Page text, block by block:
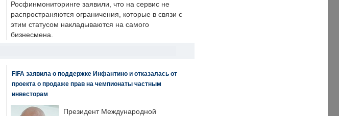
Росфинмониторинге заявили, что на сервис не
распространяются ограничения, которые в связи с
этим статусом накладываются на самого
бизнесмена.
FIFA заявила о поддержке Инфантино и отказалась от
проекта о продаже прав на чемпионаты частным
инвесторам
Президент Международной